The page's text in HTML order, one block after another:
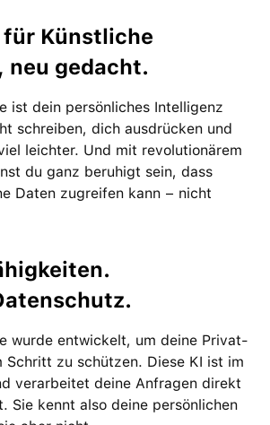
Künstliche
neu gedacht.
ist dein per­sön­liches Intelligenz
schreiben, dich ausdrücken und
leichter. Und mit revolutio­närem
du ganz beruhigt sein, dass
Daten zu­greifen kann − nicht
wurde ent­wickelt, um deine Privat­
Schritt zu schützen. Diese KI ist im
ver­arbeitet deine Anfragen direkt
Sie kennt also deine persön­lichen